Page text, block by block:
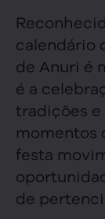
calendário
de Anuri é
é a
tradições e
momentos
festa
de